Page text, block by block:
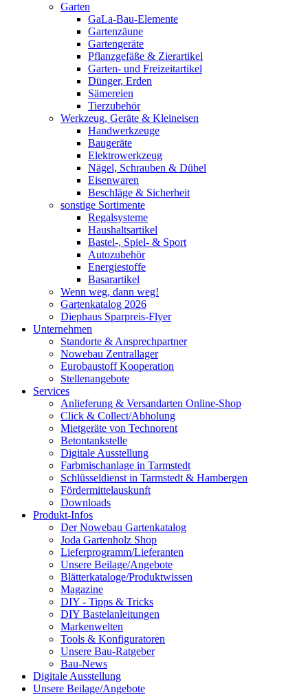
Garten
GaLa-Bau-Elemente
Gartenzäune
Gartengeräte
Pflanzgefäße & Zierartikel
Garten- und Freizeitartikel
Dünger, Erden
Sämereien
Tierzubehör
Werkzeug, Geräte & Kleineisen
Handwerkzeuge
Baugeräte
Elektrowerkzeug
Nägel, Schrauben & Dübel
Eisenwaren
Beschläge & Sicherheit
sonstige Sortimente
Regalsysteme
Haushaltsartikel
Bastel-, Spiel- & Sport
Autozubehör
Energiestoffe
Basarartikel
Wenn weg, dann weg!
Gartenkatalog 2026
Diephaus Sparpreis-Flyer
Unternehmen
Standorte & Ansprechpartner
Nowebau Zentrallager
Eurobaustoff Kooperation
Stellenangebote
Services
Anlieferung & Versandarten Online-Shop
Click & Collect/Abholung
Mietgeräte von Technorent
Betontankstelle
Digitale Ausstellung
Farbmischanlage in Tarmstedt
Schlüsseldienst in Tarmstedt & Hambergen
Fördermittelauskunft
Downloads
Produkt-Infos
Der Nowebau Gartenkatalog
Joda Gartenholz Shop
Lieferprogramm/Lieferanten
Unsere Beilage/Angebote
Blätterkataloge/Produktwissen
Magazine
DIY - Tipps & Tricks
DIY Bastelanleitungen
Markenwelten
Tools & Konfiguratoren
Unsere Bau-Ratgeber
Bau-News
Digitale Ausstellung
Unsere Beilage/Angebote